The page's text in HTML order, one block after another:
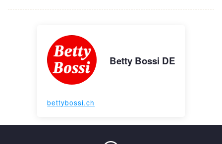
Betty Bossi DE
bettybossi.ch